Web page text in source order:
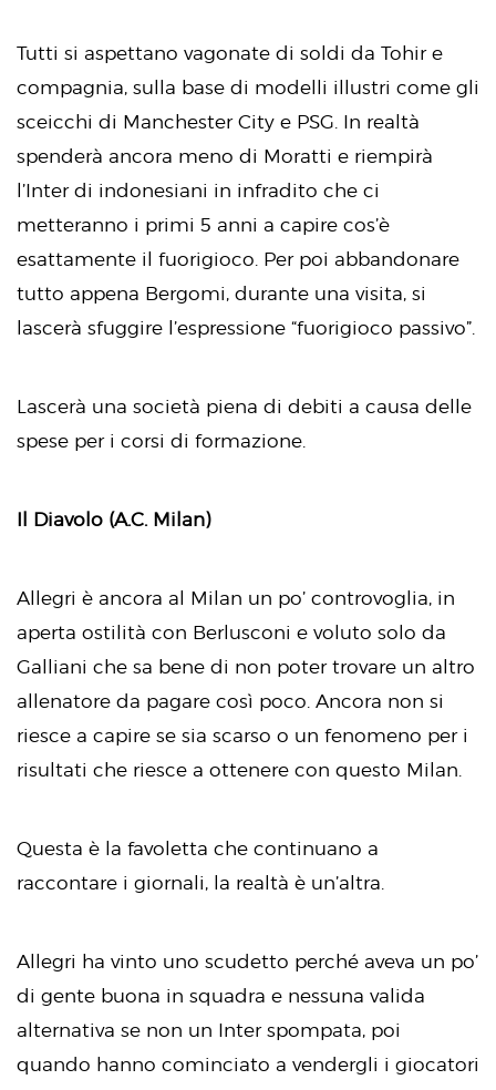
Tutti si aspettano vagonate di soldi da Tohir e
compagnia, sulla base di modelli illustri come gli
sceicchi di Manchester City e PSG. In realtà
spenderà ancora meno di Moratti e riempirà
l’Inter di indonesiani in infradito che ci
metteranno i primi 5 anni a capire cos’è
esattamente il fuorigioco. Per poi abbandonare
tutto appena Bergomi, durante una visita, si
lascerà sfuggire l’espressione “fuorigioco passivo”.
Lascerà una società piena di debiti a causa delle
spese per i corsi di formazione.
Il Diavolo (A.C. Milan)
Allegri è ancora al Milan un po’ controvoglia, in
aperta ostilità con Berlusconi e voluto solo da
Galliani che sa bene di non poter trovare un altro
allenatore da pagare così poco. Ancora non si
riesce a capire se sia scarso o un fenomeno per i
risultati che riesce a ottenere con questo Milan.
Questa è la favoletta che continuano a
raccontare i giornali, la realtà è un’altra.
Allegri ha vinto uno scudetto perché aveva un po’
di gente buona in squadra e nessuna valida
alternativa se non un Inter spompata, poi
quando hanno cominciato a vendergli i giocatori